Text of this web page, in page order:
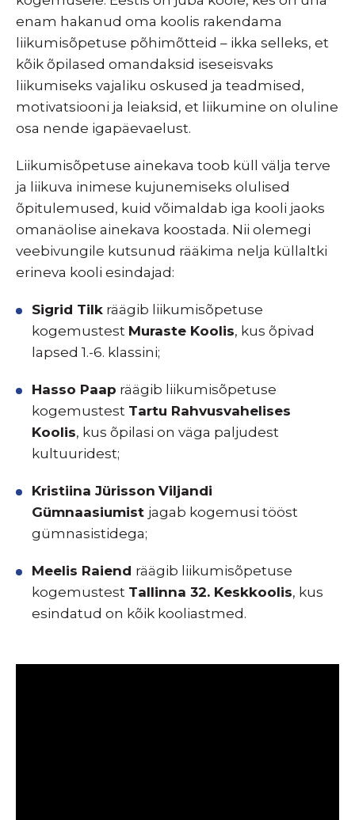
enam hakanud oma koolis rakendama
liikumisõpetuse põhimõtteid – ikka selleks, et
kõik õpilased omandaksid iseseisvaks
liikumiseks vajaliku oskused ja teadmised,
motivatsiooni ja leiaksid, et liikumine on oluline
osa nende igapäevaelust.
Liikumisõpetuse ainekava toob küll välja terve
ja liikuva inimese kujunemiseks olulised
õpitulemused, kuid võimaldab iga kooli jaoks
omanäolise ainekava koostada. Nii olemegi
veebivungile kutsunud rääkima nelja küllaltki
erineva kooli esindajad:
Sigrid Tilk räägib liikumisõpetuse
kogemustest Muraste Koolis, kus õpivad
lapsed 1.-6. klassini;
Hasso Paap räägib liikumisõpetuse
kogemustest Tartu Rahvusvahelises
Koolis, kus õpilasi on väga paljudest
kultuuridest;
Kristiina Jürisson Viljandi
Gümnaasiumist jagab kogemusi tööst
gümnasistidega;
Meelis Raiend räägib liikumisõpetuse
kogemustest Tallinna 32. Keskkoolis, kus
esindatud on kõik kooliastmed.